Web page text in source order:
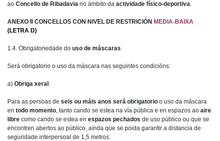
ao Concello de Ribadavia no ámbito da actividade físico-deportiva.
ANEXO II CONCELLOS CON NIVEL DE RESTRICIÓN MEDIA-BAIXA
(LETRA D)
1.4. Obrigatoriedade do uso de máscaras.
Será obrigatorio o uso da máscara nas seguintes condicións:
a) Obriga xeral .
Para as persoas de seis ou máis anos será obrigatorio o uso da máscara
en todo momento, tanto cando se estea na vía pública e en espazos ao aire
libre como cando se estea en espazos pechados de uso público ou que se
encontren abertos ao público, aínda que se poida garantir a distancia de
seguridade interpersoal de 1,5 metros.